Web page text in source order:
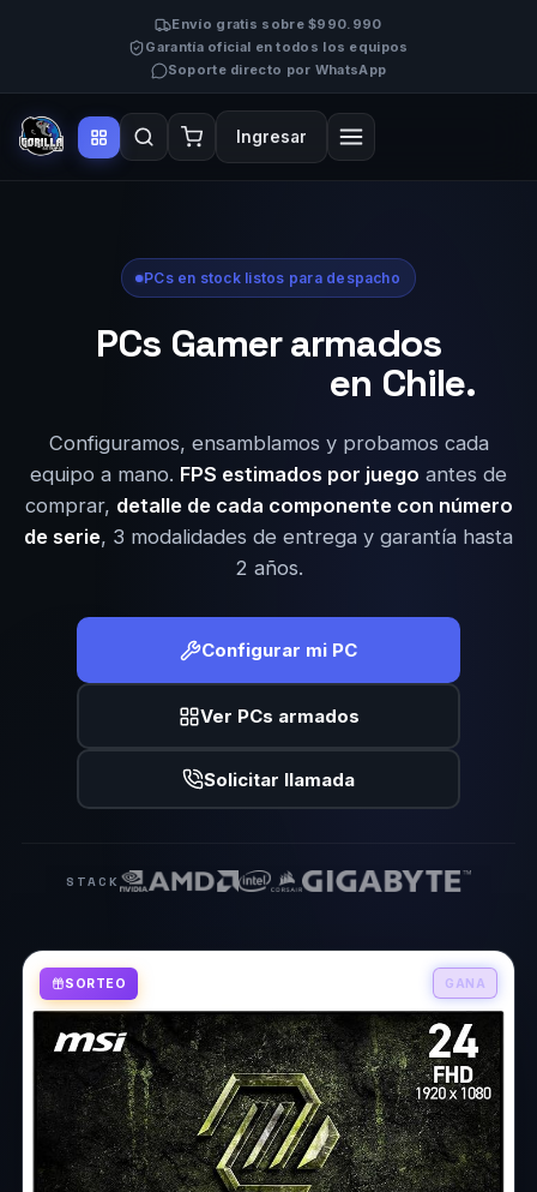
Envío gratis sobre $990.990
Garantía oficial en todos los equipos
Soporte directo por WhatsApp
Ingresar
PCs en stock listos para despacho
PCs Gamer armados
en Chile.
Configuramos, ensamblamos y probamos cada
equipo a mano. FPS estimados por juego antes de
comprar, detalle de cada componente con número
de serie, 3 modalidades de entrega y garantía hasta
2 años.
Configurar mi PC
Ver PCs armados
Solicitar llamada
STACK
SORTEO GANA